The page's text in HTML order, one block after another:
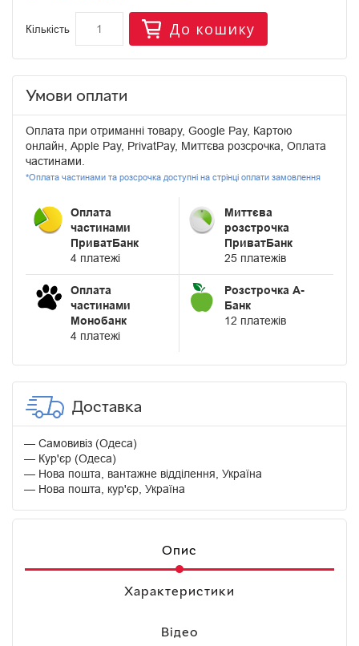
Кількість До кошику
Умови оплати
Оплата при отриманні товару, Google Pay, Картою
онлайн, Apple Pay, PrivatPay, Миттєва розсрочка, Оплата
частинами.
*Оплата частинами та розсрочка доступні на стрінці оплати замовлення
Оплата
частинами
ПриватБанк
4 платежі
Миттєва
розстрочка
ПриватБанк
25 платежів
Оплата
частинами
Монобанк
4 платежі
Розстрочка А-
Банк
12 платежів
Доставка
Самовивіз (Одеса)
Кур'єр (Одеса)
Нова пошта, вантажне відділення, Україна
Нова пошта, кур'єр, Україна
Опис
Характеристики
Відео